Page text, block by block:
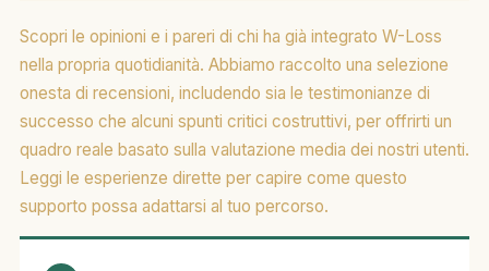
Scopri le opinioni e i pareri di chi ha già integrato W-Loss
nella propria quotidianità. Abbiamo raccolto una selezione
onesta di recensioni, includendo sia le testimonianze di
successo che alcuni spunti critici costruttivi, per offrirti un
quadro reale basato sulla valutazione media dei nostri utenti.
Leggi le esperienze dirette per capire come questo
supporto possa adattarsi al tuo percorso.